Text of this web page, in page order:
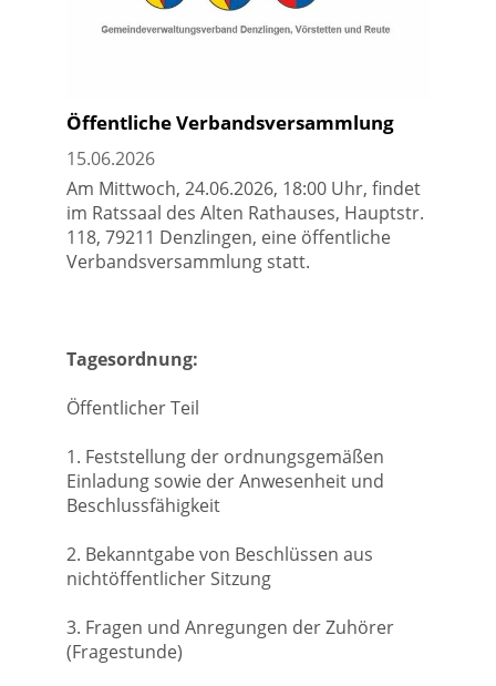
Öffentliche Verbandsversammlung
15.06.2026
Am Mittwoch, 24.06.2026, 18:00 Uhr, findet
im Ratssaal des Alten Rathauses, Hauptstr.
118, 79211 Denzlingen, eine öffentliche
Verbandsversammlung statt.
Tagesordnung:
Öffentlicher Teil
1. Feststellung der ordnungsgemäßen
Einladung sowie der Anwesenheit und
Beschlussfähigkeit
2. Bekanntgabe von Beschlüssen aus
nichtöffentlicher Sitzung
3. Fragen und Anregungen der Zuhörer
(Fragestunde)